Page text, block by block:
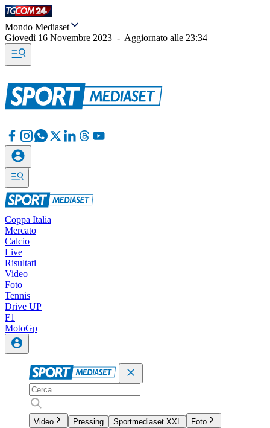
Mondo Mediaset
Giovedì 16 Novembre 2023 - Aggiornato alle 23:34
Coppa Italia
Mercato
Calcio
Live
Risultati
Video
Foto
Tennis
Drive UP
F1
MotoGp
Video Pressing Sportmediaset XXL
Foto